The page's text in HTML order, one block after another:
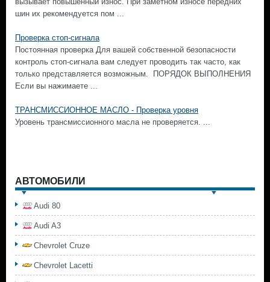
шин их рекомендуется пом ...
Проверка стоп-сигнала
Постоянная проверка Для вашей собственной безопасности
контроль стоп-сигнала вам следует проводить так часто, как
только представляется возможным. ПОРЯДОК ВЫПОЛНЕНИЯ
Если вы нажимаете ...
ТРАНСМИССИОННОЕ МАСЛО - Проверка уровня
Уровень трансмиссионного масла не проверяется. ...
АВТОМОБИЛИ
Audi 80
Audi A3
Chevrolet Cruze
Chevrolet Lacetti